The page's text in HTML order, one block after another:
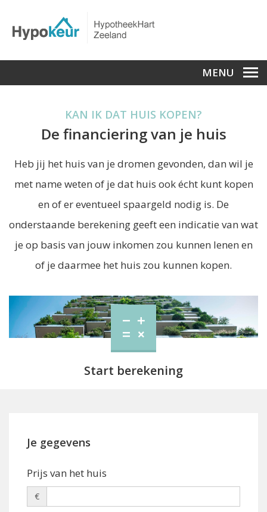
MENU
KAN IK DAT HUIS KOPEN?
De financiering van je huis
Heb jij het huis van je dromen gevonden, dan wil je
met name weten of je dat huis ook écht kunt kopen
en of er eventueel spaargeld nodig is. De
onderstaande berekening geeft een indicatie van wat
je op basis van jouw inkomen zou kunnen lenen en
of je daarmee het huis zou kunnen kopen.
Start berekening
Je gegevens
Prijs van het huis
€